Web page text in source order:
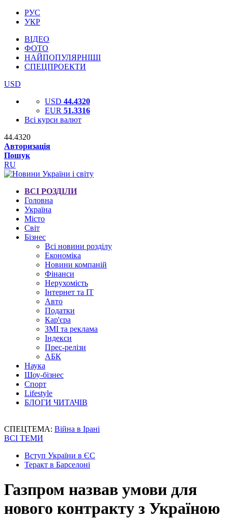
РУС
УКР
ВІДЕО
ФОТО
НАЙПОПУЛЯРНІШІ
СПЕЦПРОЕКТИ
USD
USD 44.4320
EUR 51.3316
Всі курси валют
44.4320
Авторизація
Пошук
RU
ВСІ РОЗДІЛИ
Головна
Україна
Місто
Світ
Бізнес
Всі новини розділу
Економіка
Новини компаній
Фінанси
Нерухомість
Інтернет та IT
Авто
Податки
Кар'єра
ЗМІ та реклама
Індекси
Прес-релізи
АБК
Наука
Шоу-бізнес
Спорт
Lifestyle
БЛОГИ ЧИТАЧІВ
СПЕЦТЕМА: Війна в Ірані
ВСІ ТЕМИ
Вступ України в ЄС
Теракт в Барселоні
Газпром назвав умови для
нового контракту з Україною